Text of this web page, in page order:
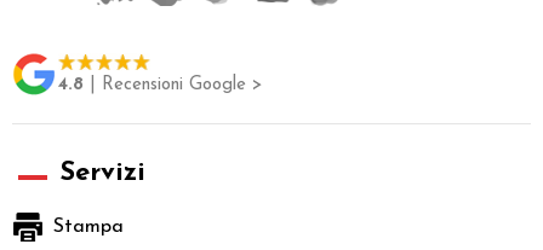
4.8 | Recensioni Google >
Servizi
Stampa